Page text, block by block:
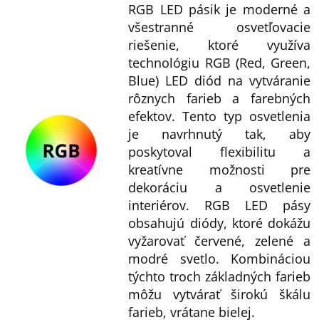
RGB LED pásik je moderné a
všestranné osvetľovacie
riešenie, ktoré využíva
technológiu RGB (Red, Green,
Blue) LED diód na vytváranie
rôznych farieb a farebných
efektov. Tento typ osvetlenia
je navrhnutý tak, aby
poskytoval flexibilitu a
kreatívne možnosti pre
dekoráciu a osvetlenie
interiérov. RGB LED pásy
obsahujú diódy, ktoré dokážu
vyžarovať červené, zelené a
modré svetlo. Kombináciou
týchto troch základných farieb
môžu vytvárať širokú škálu
farieb, vrátane bielej.